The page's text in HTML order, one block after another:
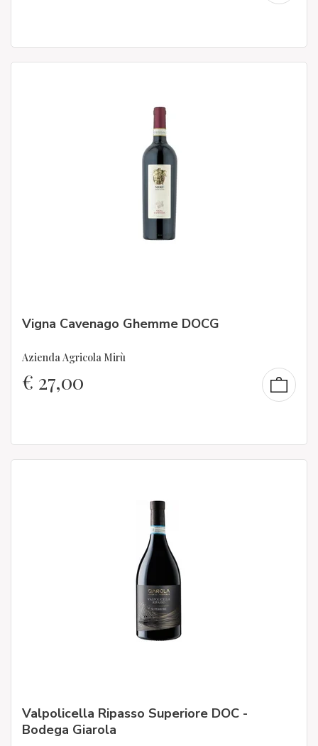
Vigna Cavenago Ghemme DOCG
Azienda Agricola Mirù
€ 27,00
Valpolicella Ripasso Superiore DOC -
Bodega Giarola